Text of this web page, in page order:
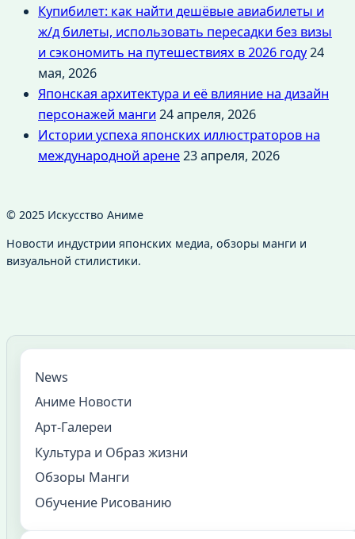
Купибилет: как найти дешёвые авиабилеты и
ж/д билеты, использовать пересадки без визы
и сэкономить на путешествиях в 2026 году24
мая, 2026
Японская архитектура и её влияние на дизайн
персонажей манги 24 апреля, 2026
Истории успеха японских иллюстраторов на
международной арене23 апреля, 2026
© 2025 Искусство Аниме
Новости индустрии японских медиа, обзоры манги и
визуальной стилистики.
News
Аниме Новости
Арт-Галереи
Культура и Образ жизни
Обзоры Манги
Обучение Рисованию